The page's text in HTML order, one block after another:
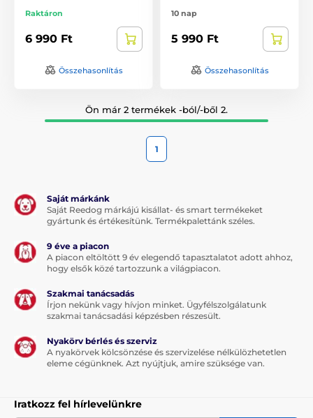
Raktáron
6 990 Ft
Összehasonlítás
10 nap
5 990 Ft
Összehasonlítás
Ön már 2 termékek -ból/-ből 2.
1
Saját márkánk
Saját Reedog márkájú kisállat- és smart termékeket
gyártunk és értékesítünk. Termékpalettánk széles.
9 éve a piacon
A piacon eltöltött 9 év elegendő tapasztalatot adott ahhoz,
hogy elsők közé tartozzunk a világpiacon.
Szakmai tanácsadás
Írjon nekünk vagy hívjon minket. Ügyfélszolgálatunk
szakmai tanácsadási képzésben részesült.
Nyakörv bérlés és szerviz
A nyakörvek kölcsönzése és szervizelése nélkülözhetetlen
eleme cégünknek. Azt nyújtjuk, amire szüksége van.
Iratkozz fel hírlevelünkre